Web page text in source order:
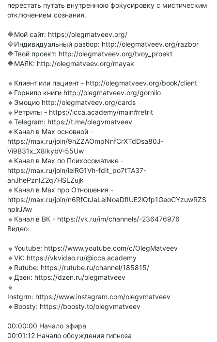
перестать путать внутреннюю фокусировку с мистическим
отключением сознания.
🔷Мой сайт: https://olegmatveev.org/
🔷Индивидуальный разбор: http://olegmatveev.org/razbor
🔷Твой проект: http://olegmatveev.org/tvoy_proekt
🔷МАЯК: http://olegmatveev.org/mayak
🔹Клиент или пациент - http://olegmatveev.org/book/client
🔹Горнило книги http://olegmatveev.org/gornilo
🔹Эмоцио http://olegmatveev.org/cards
🔹Ретриты - https://icca.academy/main#retrit
🔹Telegram: https://t.me/olegvmatveev
🔹Канал в Max основной -
https://max.ru/join/9nZZAOmpNnfCrXTdDsa80J-
Vi9B31x_X8lkybV-55Uw
🔹Канал в Max по Психосоматике -
https://max.ru/join/lelRG1Vh-fdit_po7tTA37-
anJhePznIZ2q7HSLZujk
🔹Канал в Max про Отношения -
https://max.ru/join/n6RfCrJaLeiNoaDfIUE2lQfp1GeoCYzuwRZS
nplrJAw
🔹Канал в ВК - https://vk.ru/im/channels/-236476976
Видео:
🔹Youtube: https://www.youtube.com/c/OlegMatveev
🔹VK: https://vkvideo.ru/@icca.academy
🔹Rutube: https://rutube.ru/channel/185815/
🔹Дзен: https://dzen.ru/olegmatveev
🔹
Instgrm: https://www.instagram.com/olegvmatveev
🔹Boosty: https://boosty.to/olegvmatveev
00:00:00 Начало эфира
00:01:12 Начало обсуждения гипноза